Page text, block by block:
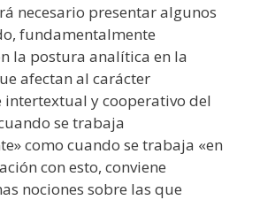
necesario presentar algunos
fundamentalmente
la postura analítica en la
afectan al carácter
intertextual y cooperativo del
se trabaja
como cuando se trabaja «en
con esto, conviene
nociones sobre las que